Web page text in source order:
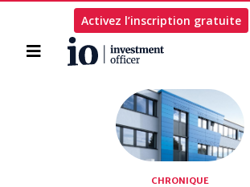
Accueil
Activez l’inscription gratuite
CHRONIQUE